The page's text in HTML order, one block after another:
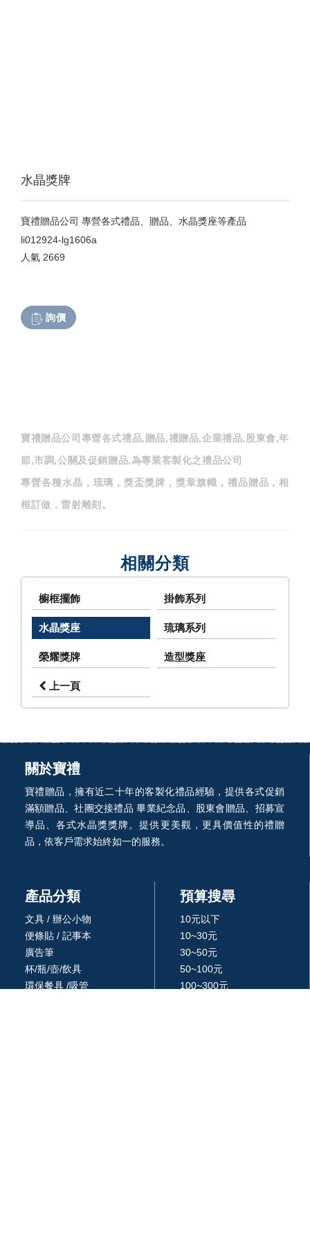
水晶獎牌
寶禮贈品公司 專營各式禮品、贈品、水晶獎座等產品
li012924-lg1606a
人氣 2669
詢價
寶禮贈品公司專營各式禮品,贈品,禮贈品,企業禮品,股東會,年
節,市調,公關及促銷贈品,為專業客製化之禮品公司
專營各種水晶，琉璃，獎盃獎牌，獎章旗幟，禮品贈品，相
框訂做，雷射雕刻。
相關分類
櫥框擺飾 掛飾系列
水晶獎座 琉璃系列
榮耀獎牌 造型獎座
上一頁
關於寶禮
寶禮贈品，擁有近二十年的客製化禮品經驗，提供各式促銷
滿額贈品、社團交接禮品 畢業紀念品、股東會贈品、招募宣
導品、各式水晶獎獎牌。提供更美觀，更具價值性的禮贈
品，依客戶需求始終如一的服務。
產品分類
文具 / 辦公小物
便條貼 / 記事本
廣告筆
杯/瓶/壺/飲具
環保餐具 /吸管
預算搜尋
10元以下
10~30元
30~50元
50~100元
100~300元